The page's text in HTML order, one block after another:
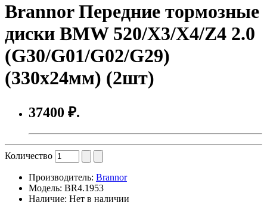
Brannor Передние тормозные
диски BMW 520/X3/X4/Z4 2.0
(G30/G01/G02/G29)
(330x24мм) (2шт)
37400 ₽.
Количество
Производитель: Brannor
Модель: BR4.1953
Наличие: Нет в наличии